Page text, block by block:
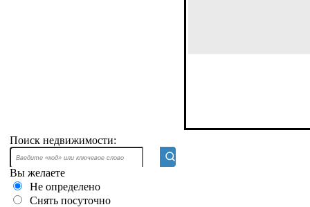
Поиск недвижимости:
Вы желаете
Не определено
Снять посуточно